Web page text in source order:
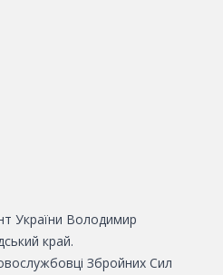
України Володимир
край.
Збройних Сил